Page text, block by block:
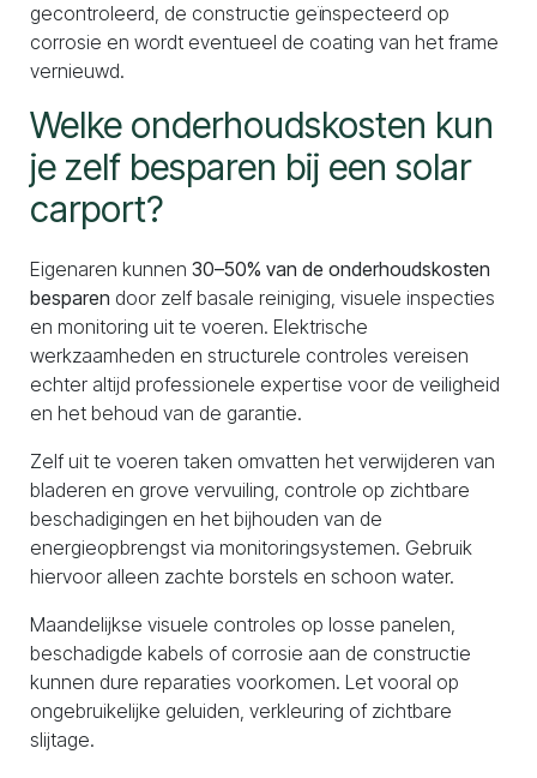
gecontroleerd, de constructie geïnspecteerd op
corrosie en wordt eventueel de coating van het frame
vernieuwd.
Welke onderhoudskosten kun
je zelf besparen bij een solar
carport?
Eigenaren kunnen 30–50% van de onderhoudskosten
besparen door zelf basale reiniging, visuele inspecties
en monitoring uit te voeren. Elektrische
werkzaamheden en structurele controles vereisen
echter altijd professionele expertise voor de veiligheid
en het behoud van de garantie.
Zelf uit te voeren taken omvatten het verwijderen van
bladeren en grove vervuiling, controle op zichtbare
beschadigingen en het bijhouden van de
energieopbrengst via monitoringsystemen. Gebruik
hiervoor alleen zachte borstels en schoon water.
Maandelijkse visuele controles op losse panelen,
beschadigde kabels of corrosie aan de constructie
kunnen dure reparaties voorkomen. Let vooral op
ongebruikelijke geluiden, verkleuring of zichtbare
slijtage.